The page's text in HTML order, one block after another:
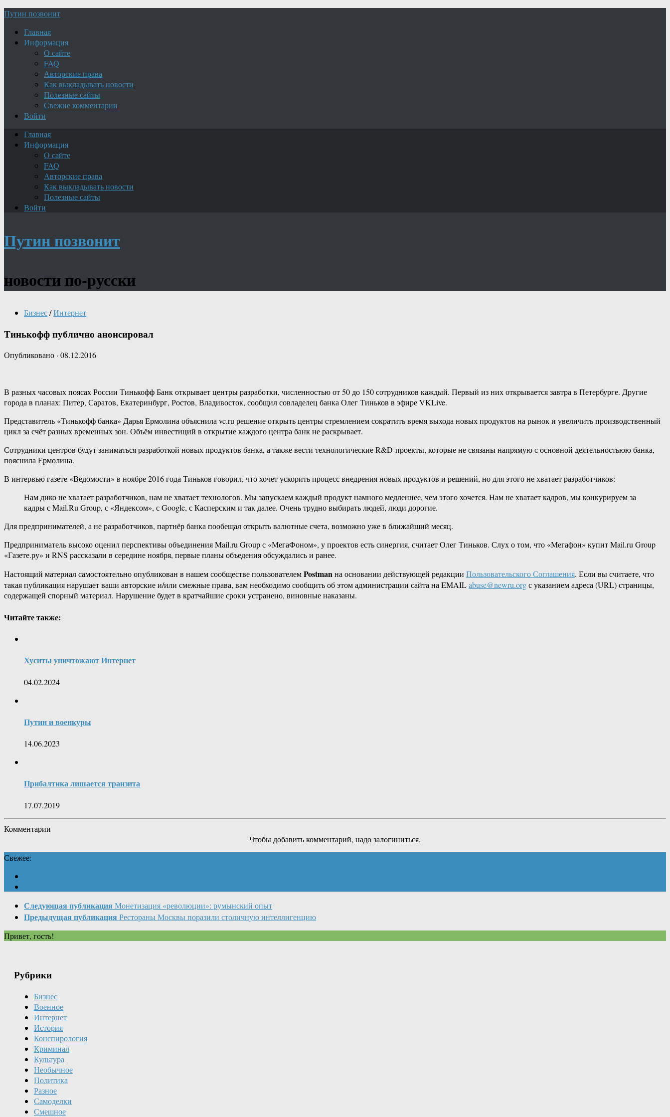
Путин позвонит
Главная
Информация
О сайте
FAQ
Авторские права
Как выкладывать новости
Полезные сайты
Свежие комментарии
Войти
Главная
Информация
О сайте
FAQ
Авторские права
Как выкладывать новости
Полезные сайты
Войти
Путин позвонит
новости по-русски
Бизнес/Интернет
Тинькофф публично анонсировал
Опубликовано · 08.12.2016
В разных часовых поясах России Тинькофф Банк открывает центры разработки, численностью от 50 до 150 сотрудников каждый. Первый из них открывается завтра в Петербурге. Другие
города в планах: Питер, Саратов, Екатеринбург, Ростов, Владивосток, сообщил совладелец банка Олег Тиньков в эфире VKLive.
Представитель «Тинькофф банка» Дарья Ермолина объяснила vc.ru решение открыть центры стремлением сократить время выхода новых продуктов на рынок и увеличить производственный
цикл за счёт разных временных зон. Объём инвестиций в открытие каждого центра банк не раскрывает.
Сотрудники центров будут заниматься разработкой новых продуктов банка, а также вести технологические R&D-проекты, которые не связаны напрямую с основной деятельностьюю банка,
пояснила Ермолина.
В интервью газете «Ведомости» в ноябре 2016 года Тиньков говорил, что хочет ускорить процесс внедрения новых продуктов и решений, но для этого не хватает разработчиков:
Нам дико не хватает разработчиков, нам не хватает технологов. Мы запускаем каждый продукт намного медленнее, чем этого хочется. Нам не хватает кадров, мы конкурируем за
кадры с Mail.Ru Group, с «Яндексом», с Google, с Касперским и так далее. Очень трудно выбирать людей, люди дорогие.
Для предпринимателей, а не разработчиков, партнёр банка пообещал открыть валютные счета, возможно уже в ближайший месяц.
Предприниматель высоко оценил перспективы объединения Mail.ru Group с «МегаФоном», у проектов есть синергия, считает Олег Тиньков. Слух о том, что «Мегафон» купит Mail.ru Group
«Газете.ру» и RNS рассказали в середине ноября, первые планы объедения обсуждались и ранее.
Настоящий материал самостоятельно опубликован в нашем сообществе пользователемPostmanна основании действующей редакции Пользовательского Соглашения. Если вы считаете, что
такая публикация нарушает ваши авторские и/или смежные права, вам необходимо сообщить об этом администрации сайта на EMAILabuse@newru.orgс указанием адреса (URL) страницы,
содержащей спорный материал. Нарушение будет в кратчайшие сроки устранено, виновные наказаны.
Читайте также:
Хуситы уничтожают Интернет
04.02.2024
Путин и военкуры
14.06.2023
Прибалтика лишается транзита
17.07.2019
Комментарии
Чтобы добавить комментарий, надо залогиниться.
Свежее:
Следующая публикация Монетизация «революции»: румынский опыт
Предыдущая публикация Рестораны Москвы поразили столичную интеллигенцию
Привет, гость!
Рубрики
Бизнес
Военное
Интернет
История
Конспирология
Криминал
Культура
Необычное
Политика
Разное
Самоделки
Смешное